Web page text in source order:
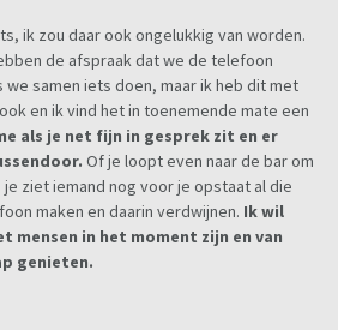
ik zou daar ook ongelukkig van worden.
de afspraak dat we de telefoon
we samen iets doen, maar ik heb dit met
en ik vind het in toenemende mate een
als je net fijn in gesprek zit en er
Of je loopt even naar de bar om
ziet iemand nog voor je opstaat al die
maken en daarin verdwijnen. Ik wil
mensen in het moment zijn en van
genieten.